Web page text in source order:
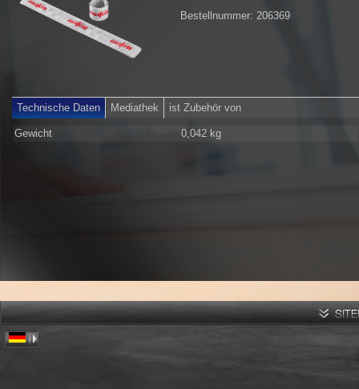
Bestellnummer: 206369
Technische Daten Mediathek ist Zubehör von
Gewicht 0,042 kg